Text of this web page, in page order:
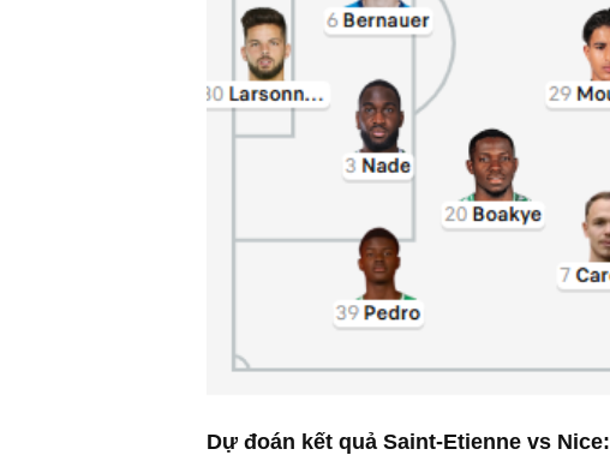
Dự đoán kết quả Saint-Etienne vs Nice: